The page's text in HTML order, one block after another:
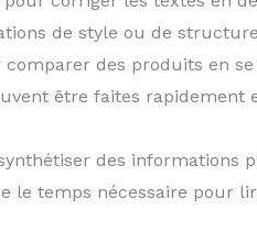
de style ou de
des produits en
être faites
des informations
le temps nécessaire pour